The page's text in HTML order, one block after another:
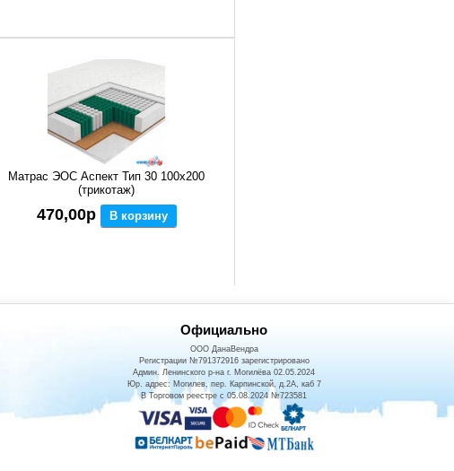
Матрас ЭОС Аспект Тип 30 100x200
(трикотаж)
470,00р В корзину
Официально
ООО ДанаВендра
Регистрации №791372916 зарегистрировано
Админ. Ленинского р-на г. Могилёва 02.05.2024
Юр. адрес: Могилев, пер. Карпинской, д.2А, каб 7
В Торговом реестре с 05.08.2024 №723581